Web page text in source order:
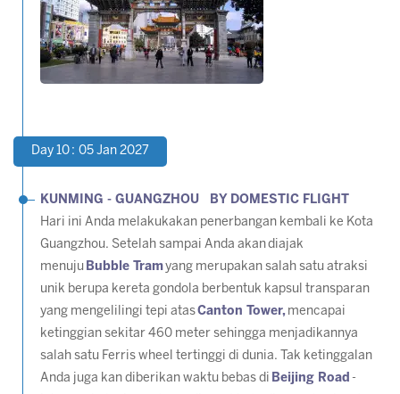
Day 10 : 05 Jan 2027
KUNMING - GUANGZHOU BY DOMESTIC FLIGHT
Hari ini Anda melakukakan penerbangan kembali ke Kota
Guangzhou. Setelah sampai Anda akan diajak
menuju Bubble Tramyang merupakan salah satu atraksi
unik berupa kereta gondola berbentuk kapsul transparan
yang mengelilingi tepi atasCanton Tower, mencapai
ketinggian sekitar 460 meter sehingga menjadikannya
salah satu Ferris wheel tertinggi di dunia. Tak ketinggalan
Anda juga kan diberikan waktu bebas di Beijing Road -